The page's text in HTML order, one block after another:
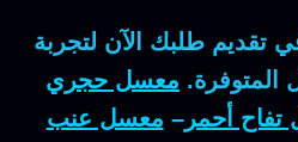
تقديم طلبك الآن لتجربة
المتوفرة. معسل حجري
أحمر– معسل عنب